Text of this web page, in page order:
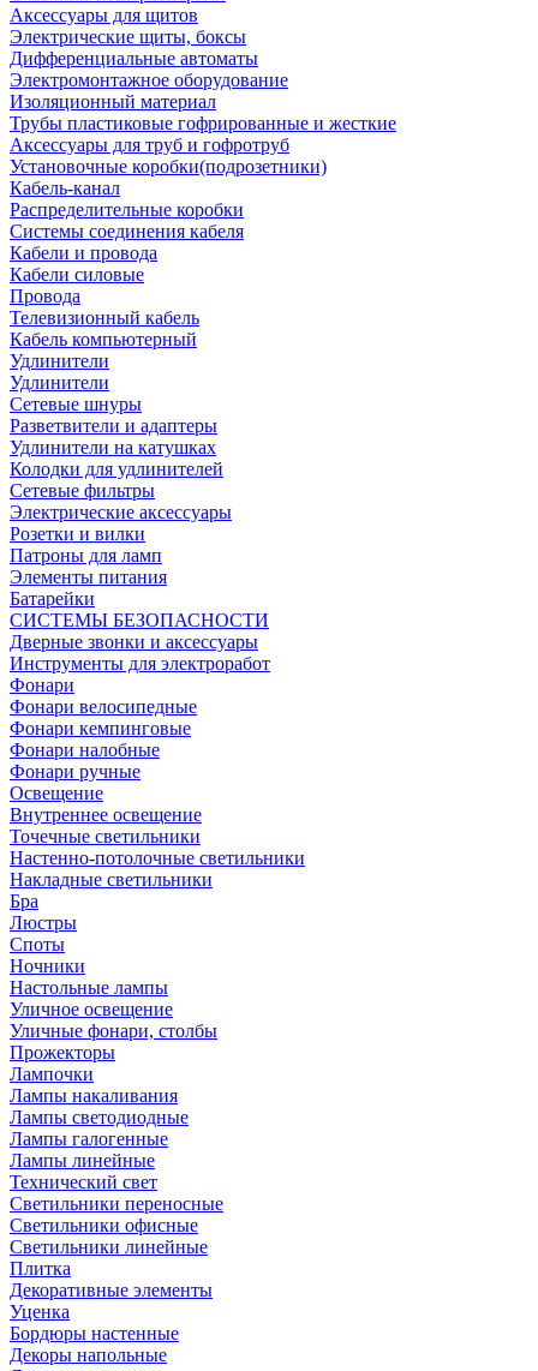
Аксессуары для щитов
Электрические щиты, боксы
Дифференциальные автоматы
Электромонтажное оборудование
Изоляционный материал
Трубы пластиковые гофрированные и жесткие
Аксессуары для труб и гофротруб
Установочные коробки(подрозетники)
Кабель-канал
Распределительные коробки
Системы соединения кабеля
Кабели и провода
Кабели силовые
Провода
Телевизионный кабель
Кабель компьютерный
Удлинители
Удлинители
Сетевые шнуры
Разветвители и адаптеры
Удлинители на катушках
Колодки для удлинителей
Сетевые фильтры
Электрические аксессуары
Розетки и вилки
Патроны для ламп
Элементы питания
Батарейки
СИСТЕМЫ БЕЗОПАСНОСТИ
Дверные звонки и аксессуары
Инструменты для электроработ
Фонари
Фонари велосипедные
Фонари кемпинговые
Фонари налобные
Фонари ручные
Освещение
Внутреннее освещение
Точечные светильники
Настенно-потолочные светильники
Накладные светильники
Бра
Люстры
Споты
Ночники
Настольные лампы
Уличное освещение
Уличные фонари, столбы
Прожекторы
Лампочки
Лампы накаливания
Лампы светодиодные
Лампы галогенные
Лампы линейные
Технический свет
Светильники переносные
Светильники офисные
Светильники линейные
Плитка
Декоративные элементы
Уценка
Бордюры настенные
Декоры напольные